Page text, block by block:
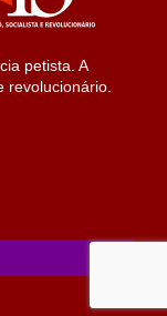
petista. A
revolucionário.